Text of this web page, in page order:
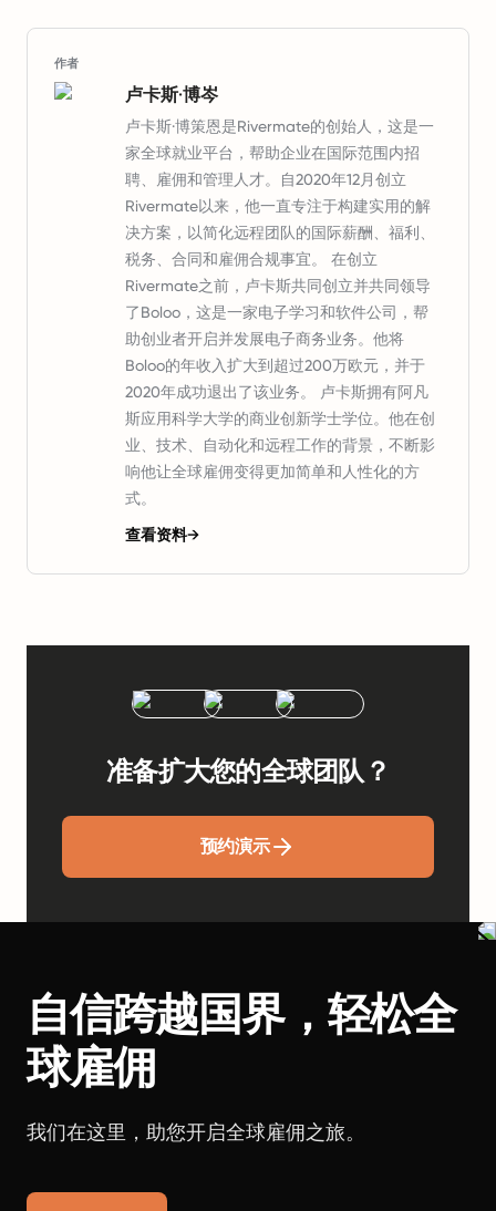
作者
卢卡斯·博岑
卢卡斯·博策恩是Rivermate的创始人，这是一
家全球就业平台，帮助企业在国际范围内招
聘、雇佣和管理人才。自2020年12月创立
Rivermate以来，他一直专注于构建实用的解
决方案，以简化远程团队的国际薪酬、福利、
税务、合同和雇佣合规事宜。 在创立
Rivermate之前，卢卡斯共同创立并共同领导
了Boloo，这是一家电子学习和软件公司，帮
助创业者开启并发展电子商务业务。他将
Boloo的年收入扩大到超过200万欧元，并于
2020年成功退出了该业务。 卢卡斯拥有阿凡
斯应用科学大学的商业创新学士学位。他在创
业、技术、自动化和远程工作的背景，不断影
响他让全球雇佣变得更加简单和人性化的方
式。
查看资料→
准备扩大您的全球团队？
预约演示
自信跨越国界，轻松全
球雇佣
我们在这里，助您开启全球雇佣之旅。